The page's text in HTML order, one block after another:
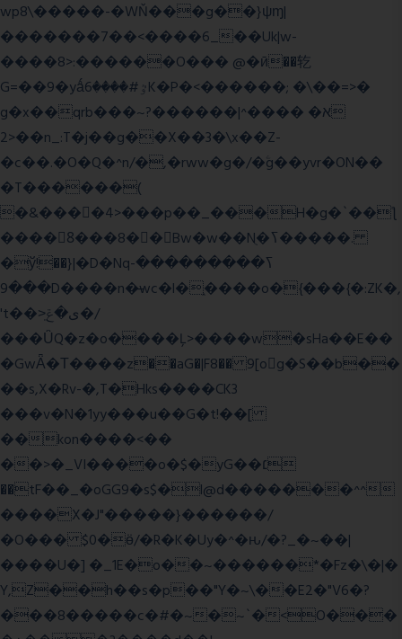
wp8\�����-�WŇ���g��}ψɱ|
�������7��<����6_��Uk|w-
����8>:������O��� @�ӣ��䢀
G=��9�yǻٷ#����6K�P�<������; �\��=>�
g�x��qrb���~א� ����^|������?
2>��n_:T�j��g��X��3�\x��Z-
�c��.�O�Q�^n/�,�rww�g�/�ۧg��yvr�ON��
�T������(
�&����4>���p��_���H�g�`��ƪ
����8َ���8� �󳳦Bw�w��Nֻ�ߖ�����.
�ў!��}|�D�Nqߖ���������-
���9D����n�̶wc�l�֑����o�{���{�:ZK�,
't��>͍ى�ݝ�/
���ǙQ�z�o����Ļ>����w�sHa��E��
�GwǞ�Τ����z��aG�|F8�� 9[og�S��b��
��s,X�Rv-�,T�Hks����CK3
���v�N�1yy���u��G�t!��[
��kon����<��
��>�_VI����o�$�yG��׆
��tF��_�oGG9�s$�l@d�������^^
����X�J"�����}������/
�O��� $0�ӫ/�R�K�Uy�^�ԋ/�?_�~��|
����U�] �_1E�o��~������*�Fz�\�|�
Y,Z��h��s�p��"Y�~\��E2�"V6�?
���8�����c�#�~�~`�<O���